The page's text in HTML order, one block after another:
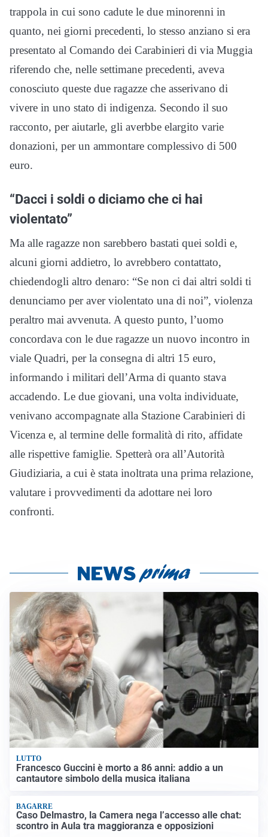
trappola in cui sono cadute le due minorenni in
quanto, nei giorni precedenti, lo stesso anziano si era
presentato al Comando dei Carabinieri di via Muggia
riferendo che, nelle settimane precedenti, aveva
conosciuto queste due ragazze che asserivano di
vivere in uno stato di indigenza. Secondo il suo
racconto, per aiutarle, gli averbbe elargito varie
donazioni, per un ammontare complessivo di 500
euro.
“Dacci i soldi o diciamo che ci hai
violentato”
Ma alle ragazze non sarebbero bastati quei soldi e,
alcuni giorni addietro, lo avrebbero contattato,
chiedendogli altro denaro: “Se non ci dai altri soldi ti
denunciamo per aver violentato una di noi”, violenza
peraltro mai avvenuta. A questo punto, l’uomo
concordava con le due ragazze un nuovo incontro in
viale Quadri, per la consegna di altri 15 euro,
informando i militari dell’Arma di quanto stava
accadendo. Le due giovani, una volta individuate,
venivano accompagnate alla Stazione Carabinieri di
Vicenza e, al termine delle formalità di rito, affidate
alle rispettive famiglie. Spetterà ora all’Autorità
Giudiziaria, a cui è stata inoltrata una prima relazione,
valutare i provvedimenti da adottare nei loro
confronti.
LUTTO
Francesco Guccini è morto a 86 anni: addio a un
cantautore simbolo della musica italiana
BAGARRE
Caso Delmastro, la Camera nega l’accesso alle chat:
scontro in Aula tra maggioranza e opposizioni